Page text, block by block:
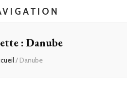
: Danube
/ Danube